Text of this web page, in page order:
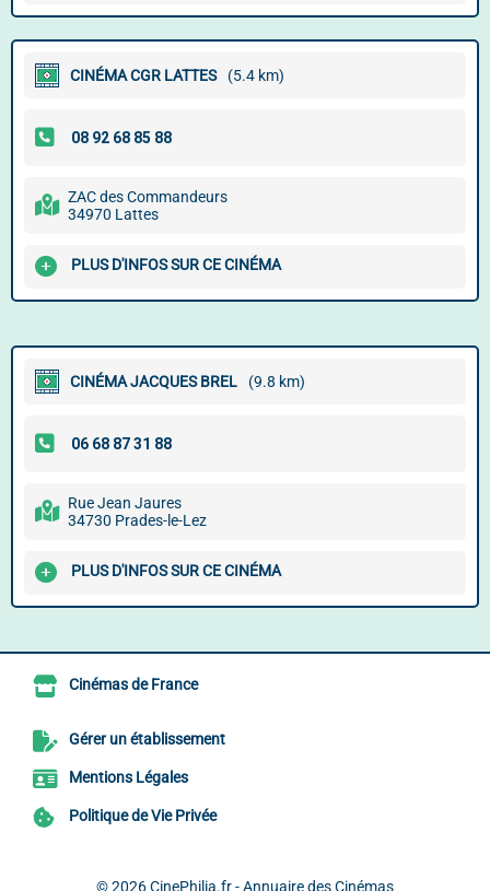
CINÉMA CGR LATTES (5.4 km)
ZAC des Commandeurs
34970 Lattes
PLUS D'INFOS SUR CE CINÉMA
CINÉMA JACQUES BREL (9.8 km)
Rue Jean Jaures
34730 Prades-le-Lez
PLUS D'INFOS SUR CE CINÉMA
Cinémas de France
Gérer un établissement
Mentions Légales
Politique de Vie Privée
© 2026CinePhilia.fr - Annuaire des Cinémas